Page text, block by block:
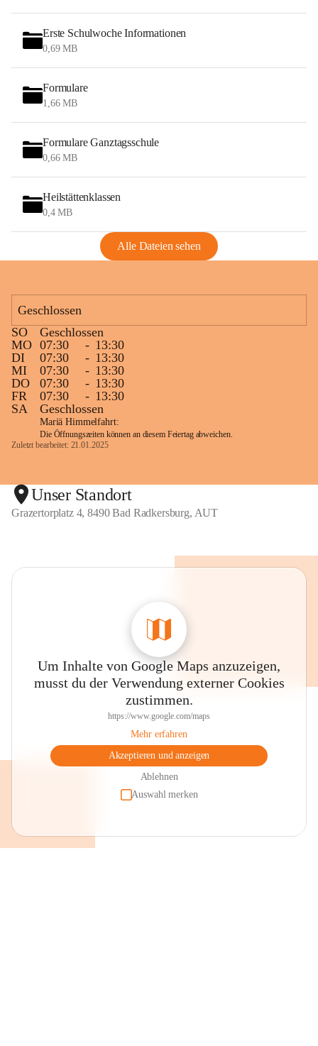
Erste Schulwoche Informationen
0,69 MB
Formulare
1,66 MB
Formulare Ganztagsschule
0,66 MB
Heilstättenklassen
0,4 MB
Alle Dateien sehen
Geschlossen
SO
Geschlossen
MO 07:30 - 13:30
DI
07:30 - 13:30
MI
07:30 - 13:30
DO
07:30 - 13:30
FR
07:30 - 13:30
SA
Geschlossen
Mariä Himmelfahrt:
Die Öffnungszeiten können an diesem Feiertag abweichen.
Zuletzt bearbeitet: 21.01.2025
Unser Standort
Grazertorplatz 4, 8490 Bad Radkersburg, AUT
Um Inhalte von Google Maps anzuzeigen,
musst du der Verwendung externer Cookies
zustimmen.
https://www.google.com/maps
Mehr erfahren
Akzeptieren und anzeigen
Ablehnen
Auswahl merken